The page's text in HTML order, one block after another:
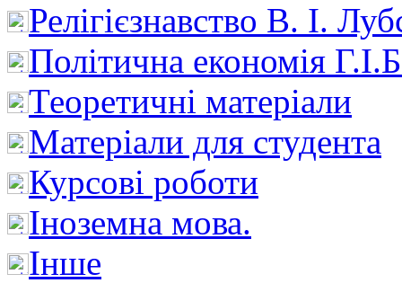
Релігієзнавство В. І.
Політична економія
Теоретичні матеріали
Матеріали для студента
Курсові роботи
Іноземна мова.
Інше